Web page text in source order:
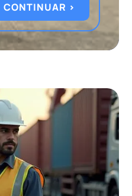
CONTINUAR >